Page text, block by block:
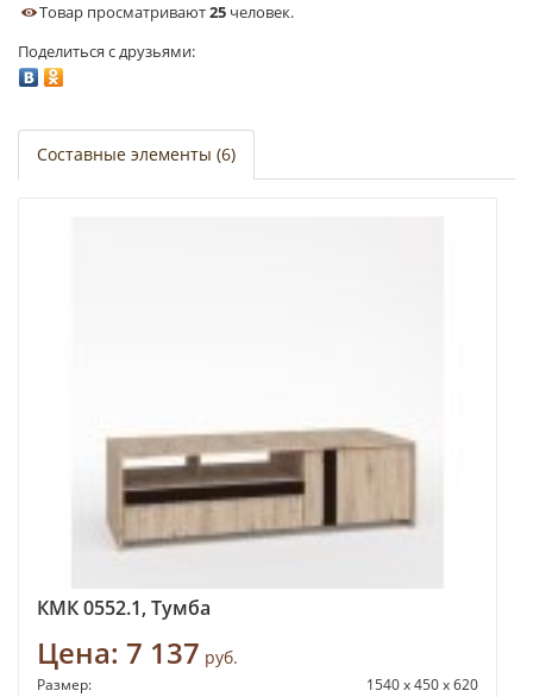
Товар просматривают25 человек.
Поделиться с друзьями:
Составные элементы (6)
КМК 0552.1, Тумба
Цена: 7 137 руб.
Размер: 1540 x 450 x 620